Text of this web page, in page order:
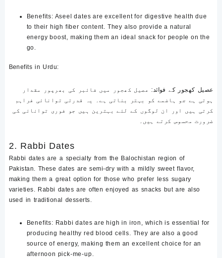
Benefits: Aseel dates are excellent for digestive health due
to their high fiber content. They also provide a natural
energy boost, making them an ideal snack for people on the
go.
Benefits in Urdu:
عصیل کھجور کے فوائد : عصیل کھجور میں فائبر کی بھرپور مقدار
ہوتی ہے جو ہاضمے کو بہتر بناتی ہے۔ یہ قدرتی توانائی فراہم
کرتی ہیں اور ان لوگوں کے لئے بہترین ہیں جو فوری توانائی کی
ضرورت محسوس کرتے ہیں۔
2. Rabbi Dates
Rabbi dates are a specialty from the Balochistan region of
Pakistan. These dates are semi-dry with a mildly sweet flavor,
making them a great option for those who prefer less sugary
varieties. Rabbi dates are often enjoyed as snacks but are also
used in traditional desserts.
Benefits: Rabbi dates are high in iron, which is essential for
producing healthy red blood cells. They are also a good
source of energy, making them an excellent choice for an
afternoon pick-me-up.